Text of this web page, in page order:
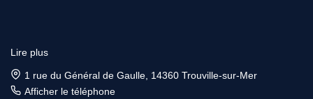
Lire plus
1 rue du Général de Gaulle, 14360 Trouville-sur-Mer
Afficher le téléphone